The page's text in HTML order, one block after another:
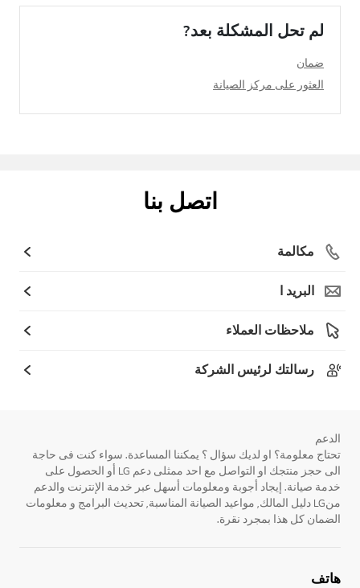
لم تحل المشكلة بعد?
ضمان
العثور على مركز الصيانة
اتصل بنا
مكالمة
البريد ا
ملاحظات العملاء
رسالتك لرئيس الشركة
الدعم
تحتاج معلومة؟ او لديك سؤال ؟ يمكننا المساعدة. سواء كنت فى حاجة
الى حجز منتجك او التواصل مع احد ممثلى دعم LG أو الحصول على
خدمة صيانة. إيجاد أجوبة ومعلومات أسهل عبر خدمة الإنترنت والدعم
منLG دليل المالك, مواعيد الصيانة المناسبة, تحديث البرامج و معلومات
الضمان كل هذا بمجرد نقرة.
هاتف